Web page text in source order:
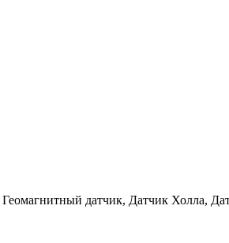
датчик, Датчик Холла,